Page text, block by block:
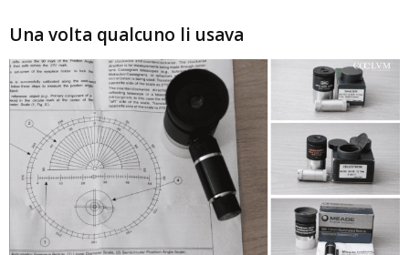
Una volta qualcuno li usava